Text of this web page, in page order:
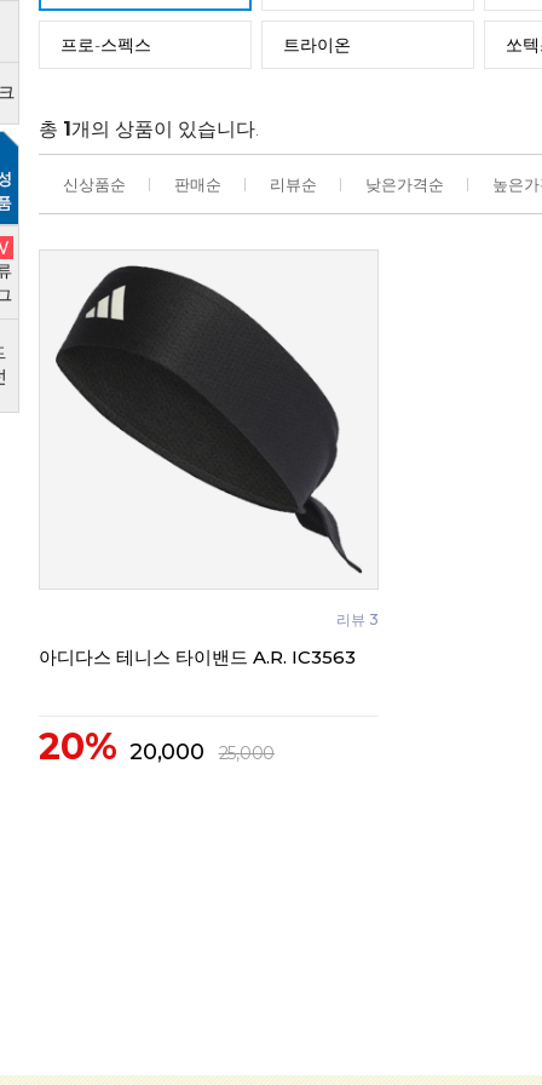
프로-스펙스 트라이온 쏘
총 1개의 상품이 있습니다.
신상품순 판매순 리뷰순 낮은가격순 높은
리뷰 3
아디다스 테니스 타이밴드 A.R. IC3563
20% 20,000 25,000